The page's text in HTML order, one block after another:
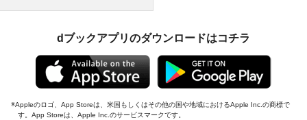
dブックアプリのダウンロードはコチラ
Appleのロゴ、App Storeは、米国もしくはその他の国や地域におけるApple Inc.の商標で
す。App Storeは、Apple Inc.のサービスマークです。